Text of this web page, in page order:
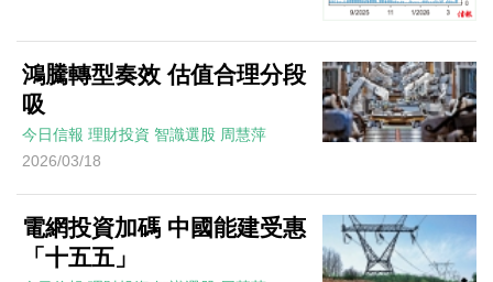
鴻騰轉型奏效 估值合理分段
吸
今日信報 理財投資 智識選股 周慧萍
2026/03/18
電網投資加碼 中國能建受惠
「十五五」